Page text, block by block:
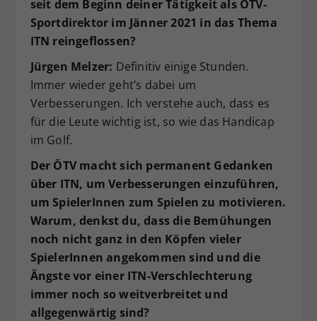
seit dem Beginn deiner Tätigkeit als ÖTV-
Sportdirektor im Jänner 2021 in das Thema
ITN reingeflossen?
Jürgen Melzer: Definitiv einige Stunden.
Immer wieder geht’s dabei um
Verbesserungen. Ich verstehe auch, dass es
für die Leute wichtig ist, so wie das Handicap
im Golf.
Der ÖTV macht sich permanent Gedanken
über ITN, um Verbesserungen einzuführen,
um SpielerInnen zum Spielen zu motivieren.
Warum, denkst du, dass die Bemühungen
noch nicht ganz in den Köpfen vieler
SpielerInnen angekommen sind und die
Ängste vor einer ITN-Verschlechterung
immer noch so weitverbreitet und
allgegenwärtig sind?